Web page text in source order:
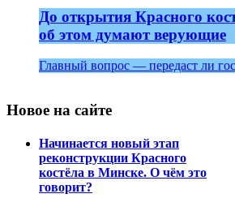
До открытия Красного
об этом думают верующие
Главный вопрос — передаст ли
Новое на сайте
Начинается новый этап
реконструкции Красного
костёла в Минске. О чём это
говорит?